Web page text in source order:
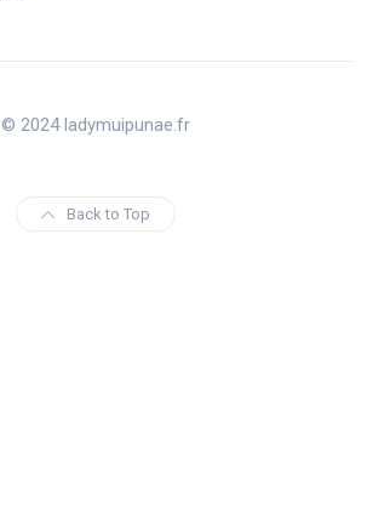
© 2024 ladymuipunae.fr
Back to Top